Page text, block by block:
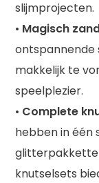
slijmprojecten.
• Magisch
ontspannende
makkelijk te
speelplezier.
• Complete
hebben in één
knutselsets